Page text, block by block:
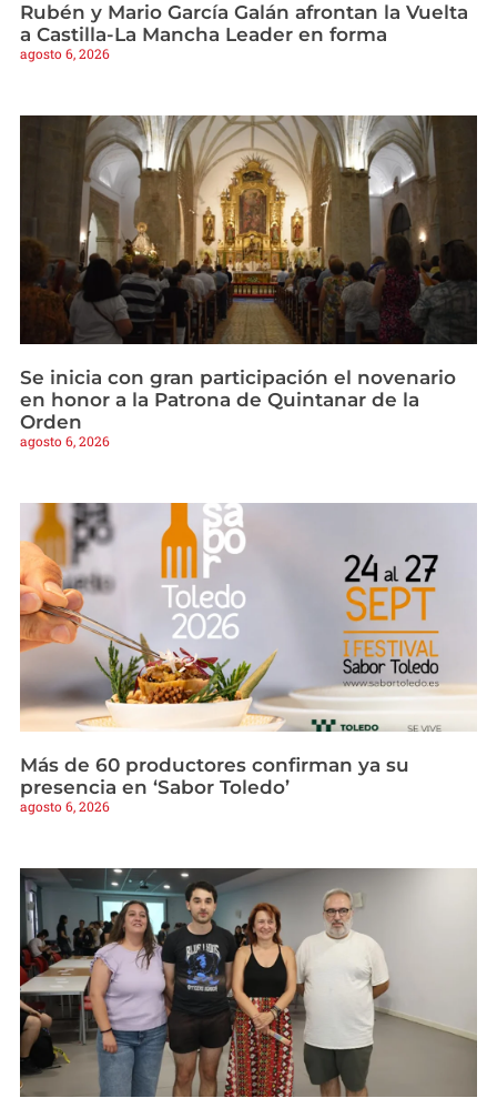
Rubén y Mario García Galán afrontan la Vuelta
a Castilla-La Mancha Leader en forma
agosto 6, 2026
Se inicia con gran participación el novenario
en honor a la Patrona de Quintanar de la
Orden
agosto 6, 2026
Más de 60 productores confirman ya su
presencia en ‘Sabor Toledo’
agosto 6, 2026